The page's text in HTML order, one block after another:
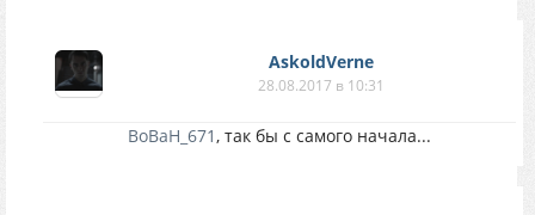
AskoldVerne
28.08.2017 в 10:31
BoBaH_671, так бы с самого начала...